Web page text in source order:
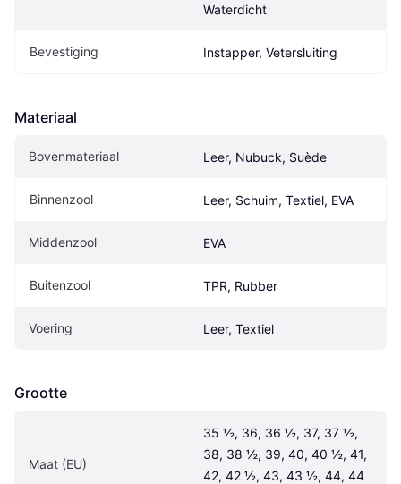
Waterdicht
Bevestiging Instapper, Vetersluiting
Materiaal
Bovenmateriaal Leer, Nubuck, Suède
Binnenzool Leer, Schuim, Textiel, EVA
Middenzool EVA
Buitenzool TPR, Rubber
Voering Leer, Textiel
Grootte
Maat (EU)
35 ½, 36, 36 ½, 37, 37 ½,
38, 38 ½, 39, 40, 40 ½, 41,
42, 42 ½, 43, 43 ½, 44, 44